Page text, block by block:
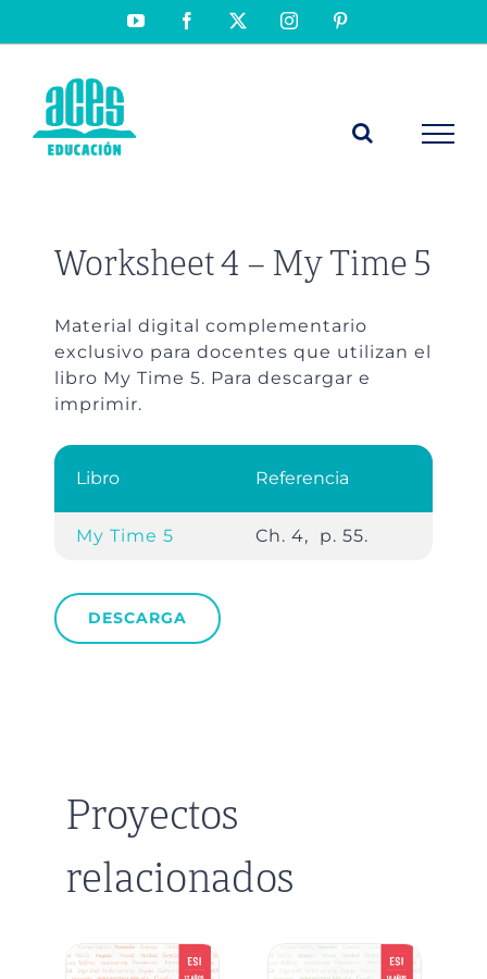
YouTubeFacebook Instagram
Worksheet 4 – My Time 5
Material digital complementario
exclusivo para docentes que utilizan el
libro My Time 5. Para descargar e
imprimir.
Libro Referencia
My Time 5 Ch. 4, p. 55.
DESCARGA
Proyectos
relacionados